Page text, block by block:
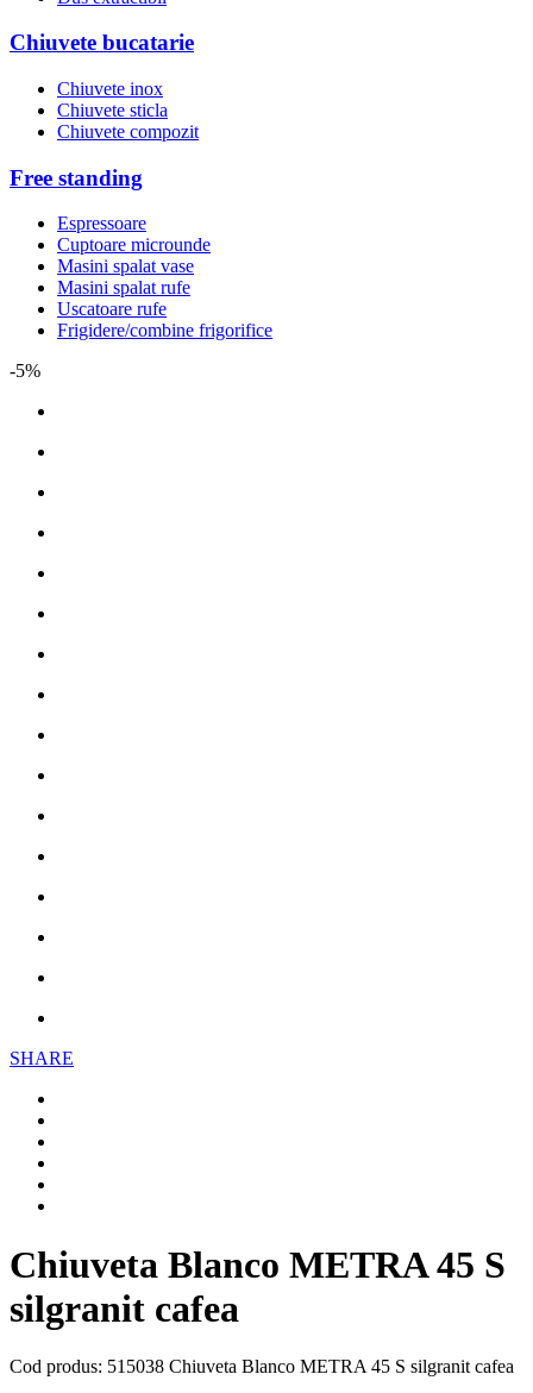
Chiuvete bucatarie
Chiuvete inox
Chiuvete sticla
Chiuvete compozit
Free standing
Espressoare
Cuptoare microunde
Masini spalat vase
Masini spalat rufe
Uscatoare rufe
Frigidere/combine frigorifice
-5%
SHARE
Chiuveta Blanco METRA 45 S
silgranit cafea
Cod produs: 515038 Chiuveta Blanco METRA 45 S silgranit cafea